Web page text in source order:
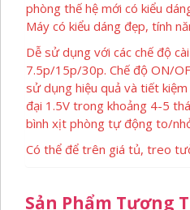
phòng thế hệ mới có kiểu
Máy có kiểu dáng đẹp, tính
Dễ sử dụng với các chế độ
7.5p/15p/30p. Chế độ ON/
sử dụng hiệu quả và tiết
đại 1.5V trong khoảng 4-5
bình xịt phòng tự động to/
Có thể để trên giá tủ, treo
Sản Phẩm Tương